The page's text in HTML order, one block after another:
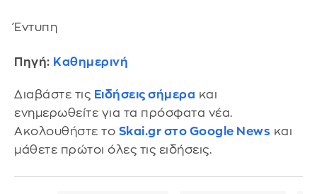
Έντυπη
Πηγή: Καθημερινή
Διαβάστε τις Ειδήσεις σήμερα και
ενημερωθείτε για τα πρόσφατα νέα.
Ακολουθήστε το Skai.gr στο Google News και
μάθετε πρώτοι όλες τις ειδήσεις.